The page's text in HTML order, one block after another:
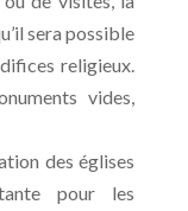
sera possible
religieux.
vides,
des églises
pour les